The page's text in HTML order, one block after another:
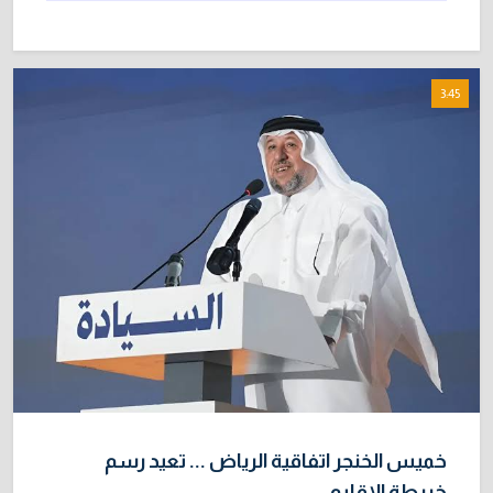
3:45
خميس الخنجر اتفاقية الرياض ... تعيد رسم